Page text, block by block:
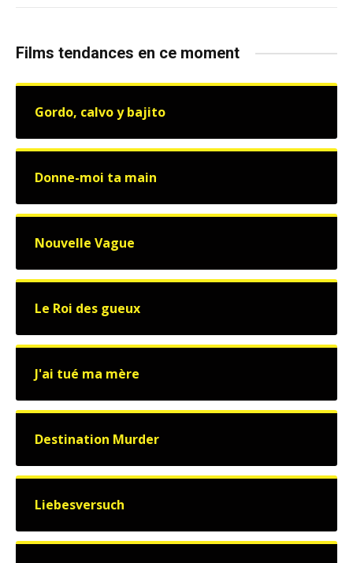
Films tendances en ce moment
Gordo, calvo y bajito
Donne-moi ta main
Nouvelle Vague
Le Roi des gueux
J'ai tué ma mère
Destination Murder
Liebesversuch